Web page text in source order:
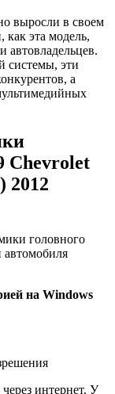
выросли в своем
как эта модель,
автовладельцев.
системы, эти
а
Chevrolet
2012
головного
автомобиля
на Windows
интернет. У